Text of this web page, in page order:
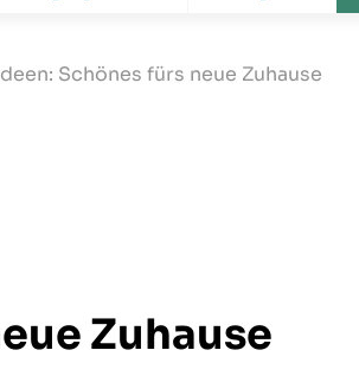
Schönes fürs neue Zuhause
Zuhause